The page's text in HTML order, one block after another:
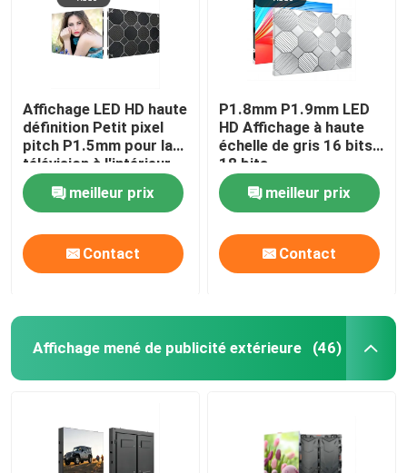
Écran créatif d'affichage à LED
Affichage LED HD haute
définition Petit pixel
pitch P1.5mm pour la
télévision à l'intérieur
meilleur prix
Contact
P1.8mm P1.9mm LED
HD Affichage à haute
échelle de gris 16 bits
18 bits
meilleur prix
Contact
Affichage mené de publicité extérieure (46)